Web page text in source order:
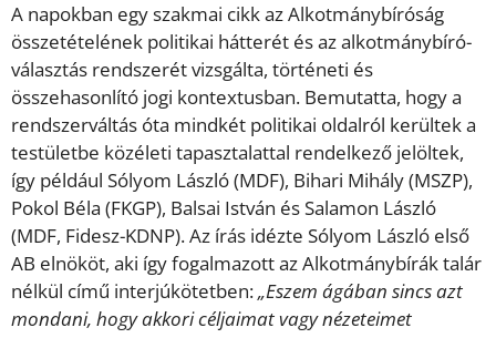
A napokban egy szakmai cikk az Alkotmánybíróság
összetételének politikai hátterét és az alkotmánybíró-
választás rendszerét vizsgálta, történeti és
összehasonlító jogi kontextusban. Bemutatta, hogy a
rendszerváltás óta mindkét politikai oldalról kerültek a
testületbe közéleti tapasztalattal rendelkező jelöltek,
így például Sólyom László (MDF), Bihari Mihály (MSZP),
Pokol Béla (FKGP), Balsai István és Salamon László
(MDF, Fidesz-KDNP). Az írás idézte Sólyom László első
AB elnököt, aki így fogalmazott az Alkotmánybírák talár
nélkül című interjúkötetben:„Eszem ágában sincs azt
mondani, hogy akkori céljaimat vagy nézeteimet